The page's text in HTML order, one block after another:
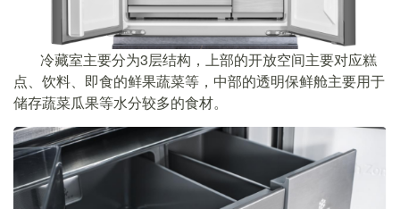
冷藏室主要分为3层结构，上部的开放空间主要对应糕
点、饮料、即食的鲜果蔬菜等，中部的透明保鲜舱主要用于
储存蔬菜瓜果等水分较多的食材。